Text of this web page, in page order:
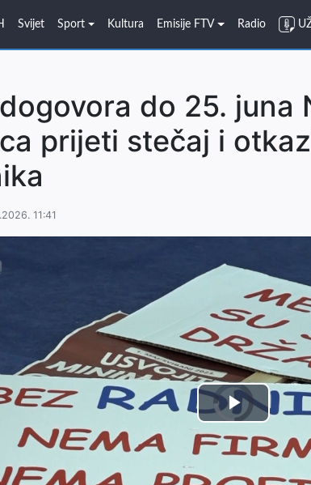
Svijet Sport Kultura Emisije FTV Radio
do 25. juna
prijeti stečaj i
11:41
Video
Player
is
Play
Video